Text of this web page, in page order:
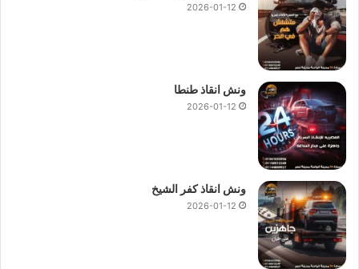
2026-01-12
ونش انقاذ طنطا
2026-01-12
ونش انقاذ كفر الشيخ
2026-01-12